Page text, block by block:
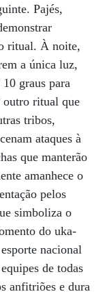
Pajés,
ritual. À noite,
a única luz,
graus para
outro ritual que
tribos,
ataques à
que manterão
amanhece o
pelos
simboliza o
do uka-
nacional
de todas
anfitriões e dura